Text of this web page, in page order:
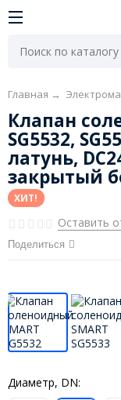
Главная →
Клапан
SG5532,
латунь,
закрытый
ХИТ!
Оставить
Поделиться
Диаметр, DN: